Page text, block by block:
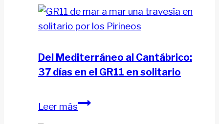
en
19
el
encadenamiento
sector
Del Mediterráneo al Cantábrico:
37 días en el GR11 en solitario
Leer másDel